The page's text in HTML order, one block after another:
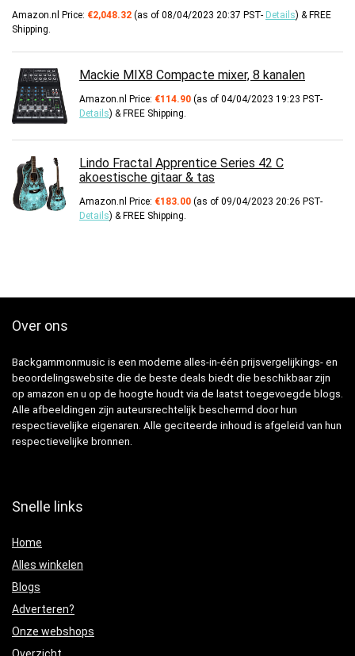
Amazon.nl Price: €2,048.32 (as of 08/04/2023 20:37 PST- Details) & FREE
Shipping.
Mackie MIX8 Compacte mixer, 8 kanalen
Amazon.nl Price: €114.90 (as of 04/04/2023 19:23 PST-
Details) & FREE Shipping.
Lindo Fractal Apprentice Series 42 C
akoestische gitaar & tas
Amazon.nl Price: €183.00 (as of 09/04/2023 20:26 PST-
Details) & FREE Shipping.
Over ons
Backgammonmusic is een moderne alles-in-één prijsvergelijkings- en
beoordelingswebsite die de beste deals biedt die beschikbaar zijn
op amazon en u op de hoogte houdt via de laatst toegevoegde blogs.
Alle afbeeldingen zijn auteursrechtelijk beschermd door hun
respectievelijke eigenaren. Alle geciteerde inhoud is afgeleid van hun
respectievelijke bronnen.
Snelle links
Home
Alles winkelen
Blogs
Adverteren?
Onze webshops